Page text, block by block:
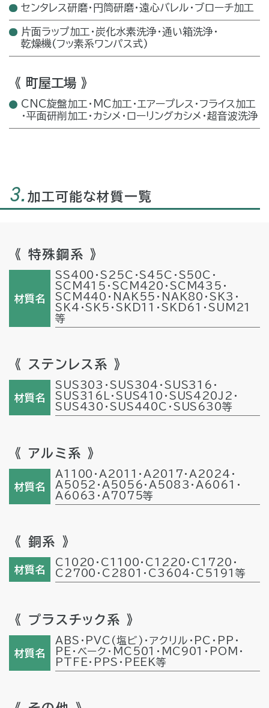
センタレス研磨・円筒研磨・遠心バレル ・ ブローチ加工
片面ラップ加工・炭化水素洗浄・通い箱洗浄・
乾燥機(フッ素系ワンパス式)
《 町屋工場 》
CNC旋盤加工・MC加工・ エアープレス ・ フライス加工
・平面研削加工 ・ カシメ ・ ローリングカシメ ・超音波洗浄
3.加工可能な材質一覧
《 特殊鋼系 》
材質名
SS400・S25C・S45C・S50C・
SCM415・SCM420・SCM435・
SCM440・NAK55・NAK80・SK3・
SK4・SK5・SKD11・SKD61・SUM21
等
《 ステンレス系 》
材質名
SUS303・SUS304・SUS316・
SUS316L・SUS410・SUS420J2・
SUS430・SUS440C・SUS630等
《 アルミ系 》
材質名
A1100・A2011・A2017・A2024・
A5052・A5056・A5083･A6061・
A6063・A7075等
《 銅系 》
材質名
C1020・C1100・C1220・C1720・
C2700・C2801・C3604・C5191等
《 プラスチック系 》
材質名
ABS・PVC(塩ビ)・アクリル ・PC・PP・
PE・ ベーク ・MC501・MC901・POM・
PTFE・PPS・PEEK等